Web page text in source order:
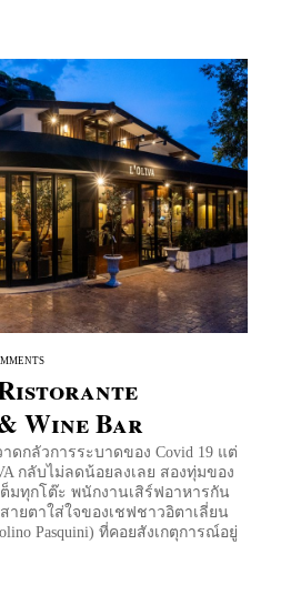
Wine Bar
ดกลัวการระบาดของ Covid 19 แต่
กลับไม่ลดน้อยลงเลย สองทุ่มของ
มทุกโต๊ะ พนักงานเสิร์ฟอาหารกัน
ายตาใส่ใจของเชฟชาวอิตาเลี่ยน
Pasquini) ที่คอยสังเกตุการณ์อยู่